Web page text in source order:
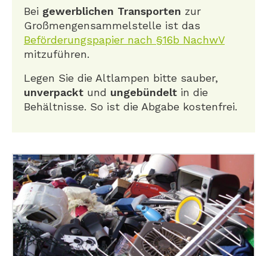
Bei gewerblichen Transporten zur
Großmengensammelstelle ist das
Beförderungspapier nach §16b NachwV
mitzuführen.
Legen Sie die Altlampen bitte sauber,
unverpackt und ungebündelt in die
Behältnisse. So ist die Abgabe kostenfrei.